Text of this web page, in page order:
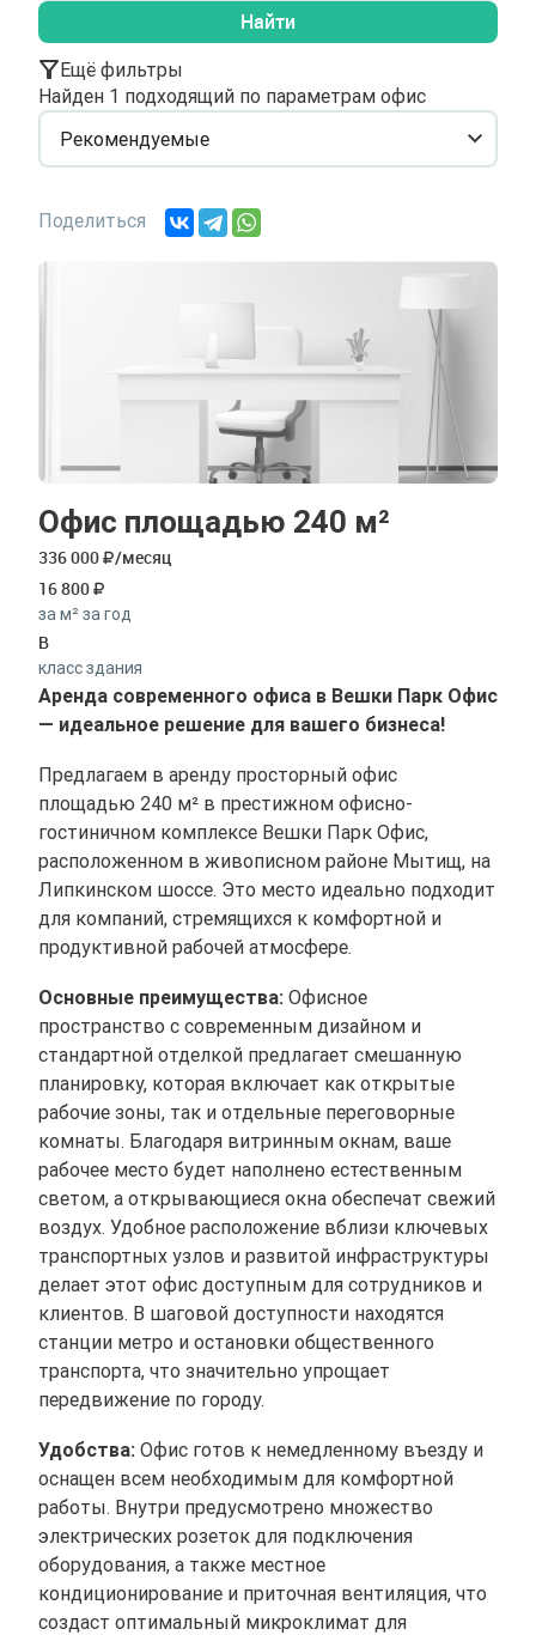
Найти
Ещё фильтры
Найден 1 подходящий по параметрам офис
Рекомендуемые
Поделиться
Офис площадью 240 м²
336 000
/месяц
16 800
за м² за год
B
класс здания
Аренда современного офиса в Вешки Парк Офис
— идеальное решение для вашего бизнеса!
Предлагаем в аренду просторный офис
площадью 240 м² в престижном офисно-
гостиничном комплексе Вешки Парк Офис,
расположенном в живописном районе Мытищ, на
Липкинском шоссе. Это место идеально подходит
для компаний, стремящихся к комфортной и
продуктивной рабочей атмосфере.
Основные преимущества: Офисное
пространство с современным дизайном и
стандартной отделкой предлагает смешанную
планировку, которая включает как открытые
рабочие зоны, так и отдельные переговорные
комнаты. Благодаря витринным окнам, ваше
рабочее место будет наполнено естественным
светом, а открывающиеся окна обеспечат свежий
воздух. Удобное расположение вблизи ключевых
транспортных узлов и развитой инфраструктуры
делает этот офис доступным для сотрудников и
клиентов. В шаговой доступности находятся
станции метро и остановки общественного
транспорта, что значительно упрощает
передвижение по городу.
Удобства: Офис готов к немедленному въезду и
оснащен всем необходимым для комфортной
работы. Внутри предусмотрено множество
электрических розеток для подключения
оборудования, а также местное
кондиционирование и приточная вентиляция, что
создаст оптимальный микроклимат для